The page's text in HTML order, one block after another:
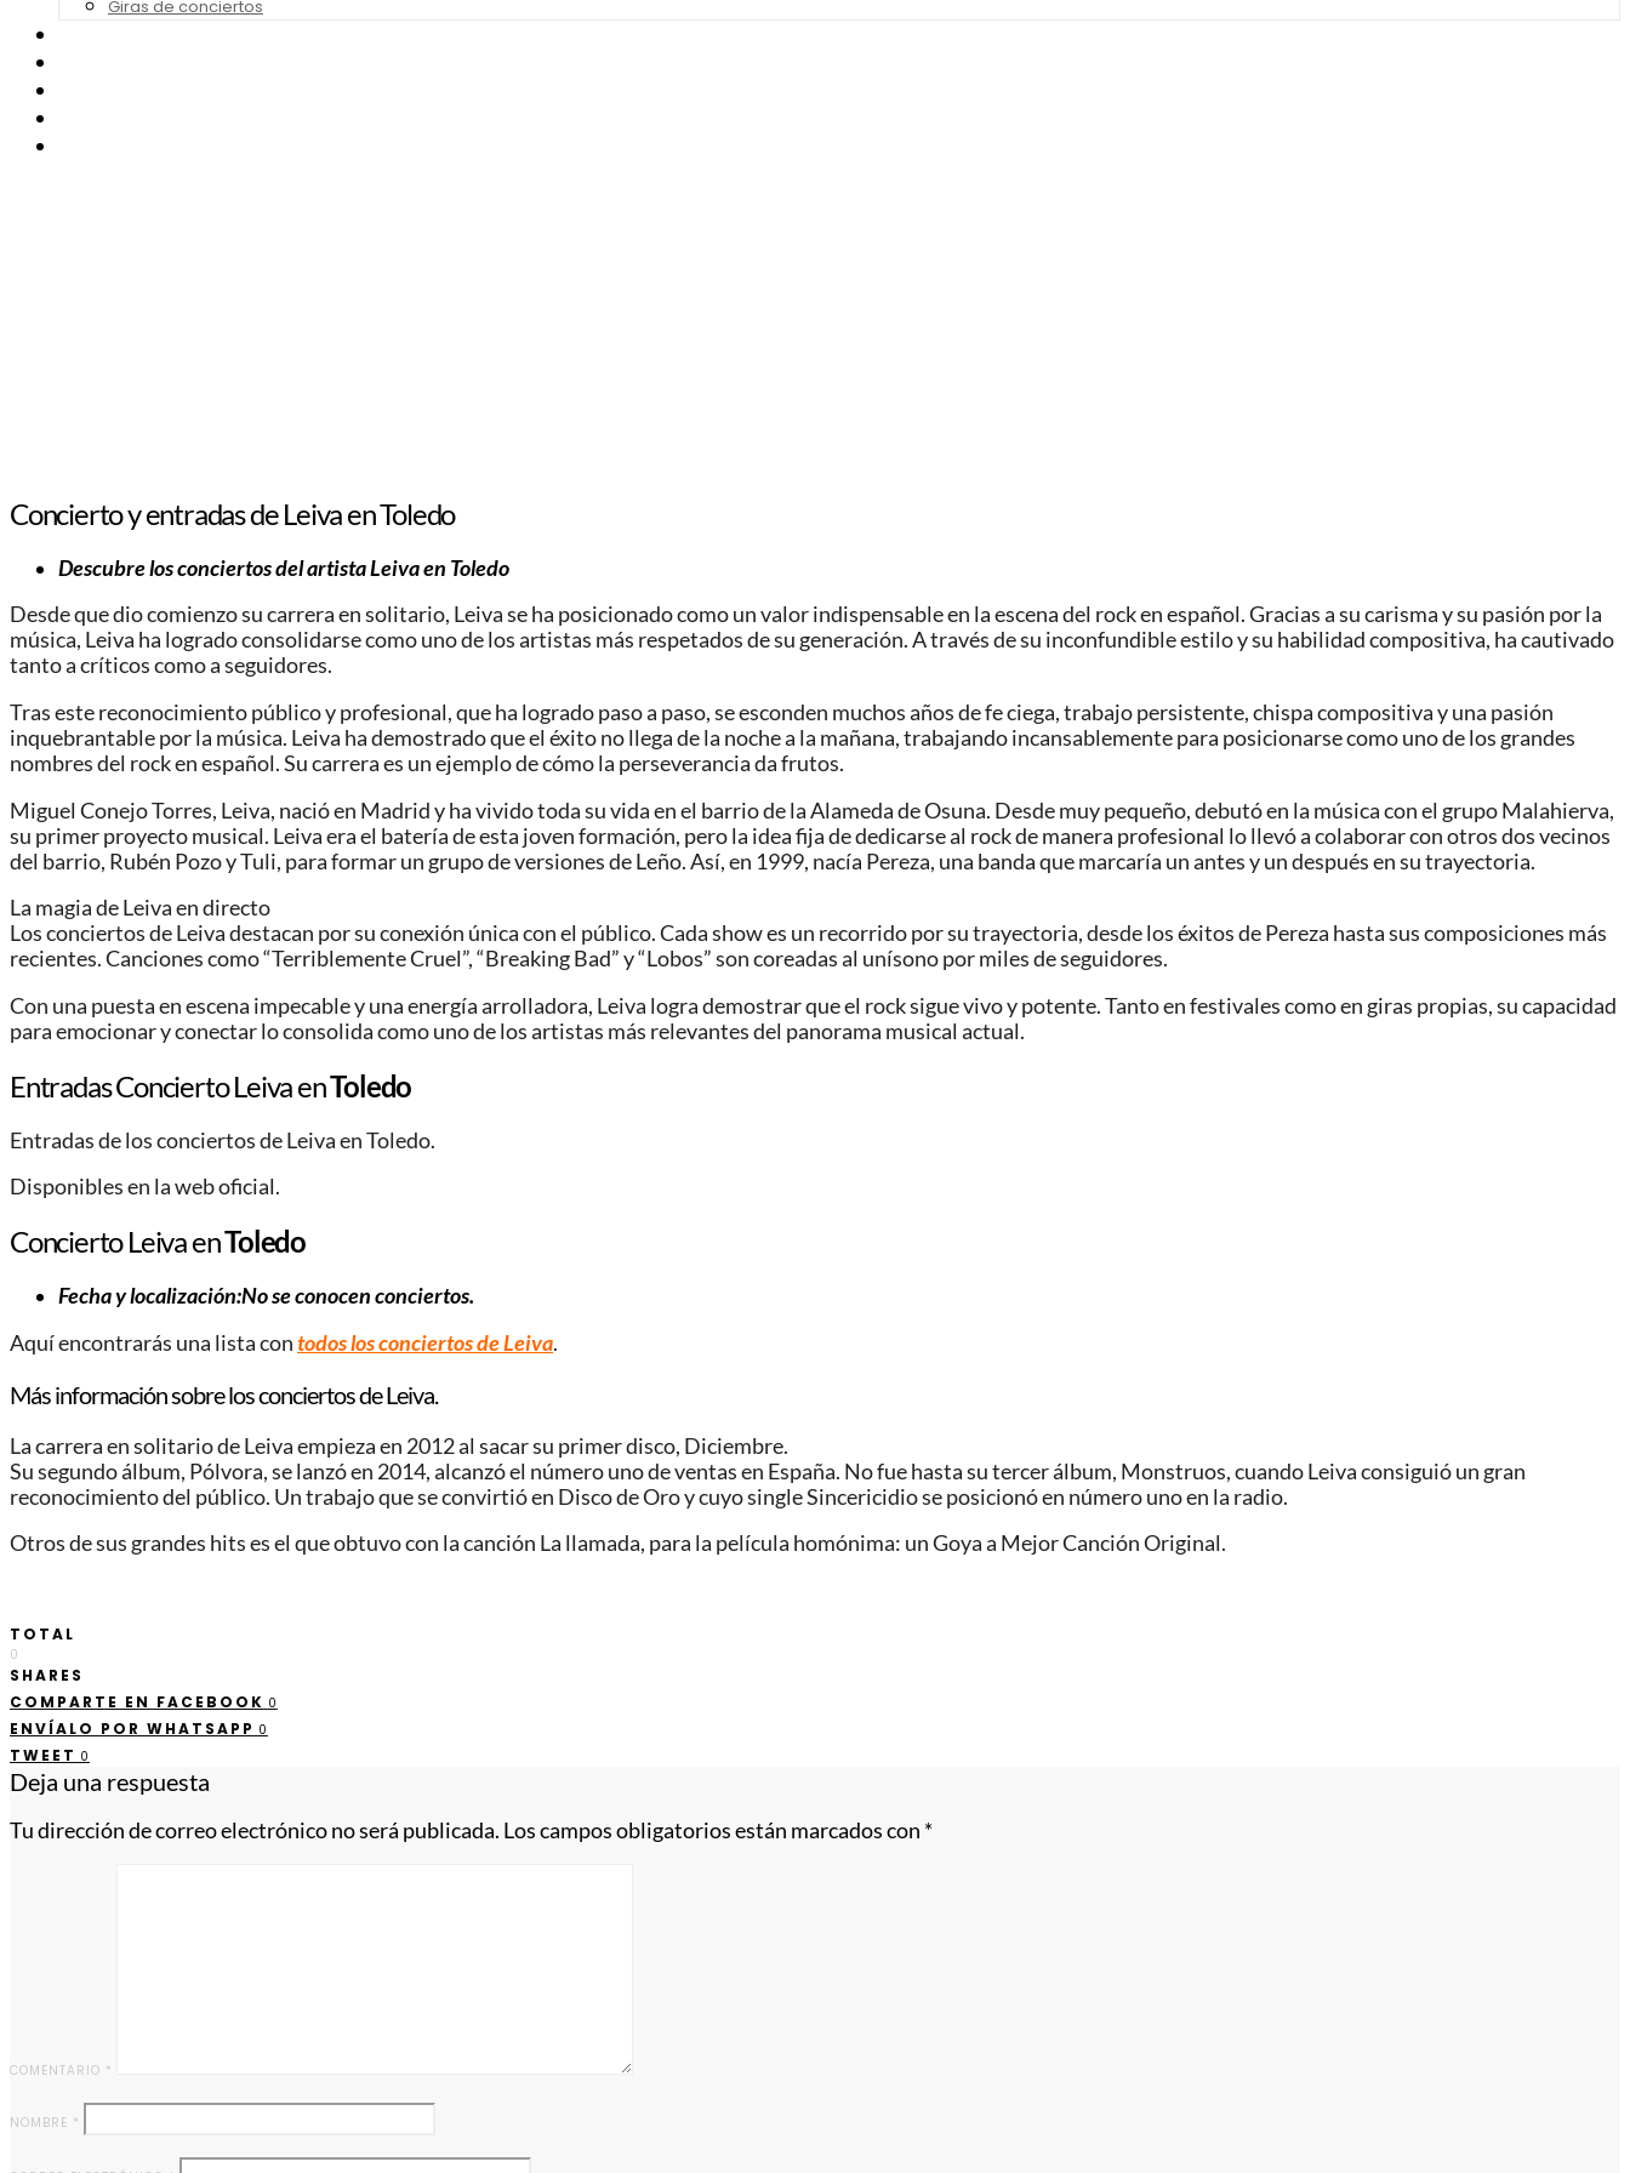
Giras de conciertos
Concierto y entradas de Leiva en Toledo
Descubre los conciertos del artista Leiva en Toledo
Desde que dio comienzo su carrera en solitario, Leiva se ha posicionado como un valor indispensable en la escena del rock en español. Gracias a su carisma y su pasión por la
música, Leiva ha logrado consolidarse como uno de los artistas más respetados de su generación. A través de su inconfundible estilo y su habilidad compositiva, ha cautivado
tanto a críticos como a seguidores.
Tras este reconocimiento público y profesional, que ha logrado paso a paso, se esconden muchos años de fe ciega, trabajo persistente, chispa compositiva y una pasión
inquebrantable por la música. Leiva ha demostrado que el éxito no llega de la noche a la mañana, trabajando incansablemente para posicionarse como uno de los grandes
nombres del rock en español. Su carrera es un ejemplo de cómo la perseverancia da frutos.
Miguel Conejo Torres, Leiva, nació en Madrid y ha vivido toda su vida en el barrio de la Alameda de Osuna. Desde muy pequeño, debutó en la música con el grupo Malahierva,
su primer proyecto musical. Leiva era el batería de esta joven formación, pero la idea fija de dedicarse al rock de manera profesional lo llevó a colaborar con otros dos vecinos
del barrio, Rubén Pozo y Tuli, para formar un grupo de versiones de Leño. Así, en 1999, nacía Pereza, una banda que marcaría un antes y un después en su trayectoria.
La magia de Leiva en directo
Los conciertos de Leiva destacan por su conexión única con el público. Cada show es un recorrido por su trayectoria, desde los éxitos de Pereza hasta sus composiciones más
recientes. Canciones como “Terriblemente Cruel”, “Breaking Bad” y “Lobos” son coreadas al unísono por miles de seguidores.
Con una puesta en escena impecable y una energía arrolladora, Leiva logra demostrar que el rock sigue vivo y potente. Tanto en festivales como en giras propias, su capacidad
para emocionar y conectar lo consolida como uno de los artistas más relevantes del panorama musical actual.
Entradas Concierto Leiva enToledo
Entradas de los conciertos de Leiva en Toledo.
Disponibles en la web oficial.
Concierto Leiva enToledo
Fecha y localización:No se conocen conciertos.
Aquí encontrarás una lista contodos los conciertos de Leiva.
Más información sobre los conciertos de Leiva.
La carrera en solitario de Leiva empieza en 2012 al sacar su primer disco, Diciembre.
Su segundo álbum, Pólvora, se lanzó en 2014, alcanzó el número uno de ventas en España. No fue hasta su tercer álbum, Monstruos, cuando Leiva consiguió un gran
reconocimiento del público. Un trabajo que se convirtió en Disco de Oro y cuyo single Sincericidio se posicionó en número uno en la radio.
Otros de sus grandes hits es el que obtuvo con la canción La llamada, para la película homónima: un Goya a Mejor Canción Original.
TOTAL
0
SHARES
COMPARTE EN FACEBOOK 0
ENVÍALO POR WHATSAPP 0
TWEET 0
Deja una respuesta
Tu dirección de correo electrónico no será publicada. Los campos obligatorios están marcados con *
COMENTARIO *
NOMBRE *